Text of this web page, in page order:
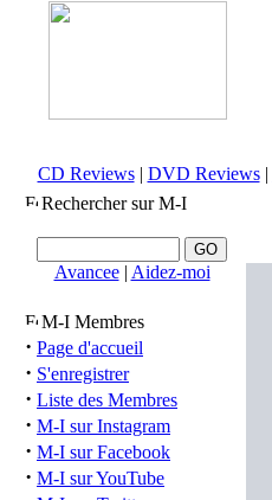
CD Reviews| DVD Reviews|
Rechercher sur M-I
Avancee| Aidez-moi
M-I Membres
· Page d'accueil
· S'enregistrer
· Liste des Membres
· M-I sur Instagram
· M-I sur Facebook
· M-I sur YouTube